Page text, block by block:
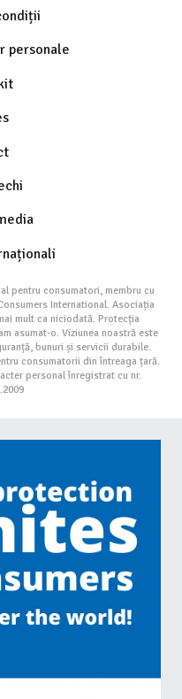
personale
pentru consumatori, membru cu
International. Asociația
mult ca niciodată. Protecția
asumat-o. Viziunea noastră este
bunuri și servicii durabile.
consumatorii din întreaga țară.
personal înregistrat cu nr.